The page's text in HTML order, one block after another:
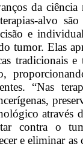
da
alvo
e
tumor. Elas
tradicionais
“Nas
através
contra o
e eliminar as